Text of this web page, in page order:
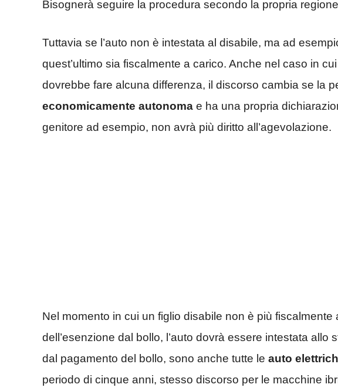
Bisognerà seguire la procedura secondo la propria
Tuttavia se l’auto non è intestata al disabile, ma ad
quest’ultimo sia fiscalmente a carico. Anche nel caso in
dovrebbe fare alcuna differenza, il discorso cambia se la
economicamente autonoma e ha una propria
genitore ad esempio, non avrà più diritto all’agevolazione.
Nel momento in cui un figlio disabile non è più fiscalmente
dell’esenzione dal bollo, l’auto dovrà essere intestata allo
dal pagamento del bollo, sono anche tutte le auto
periodo di cinque anni, stesso discorso per le macchine